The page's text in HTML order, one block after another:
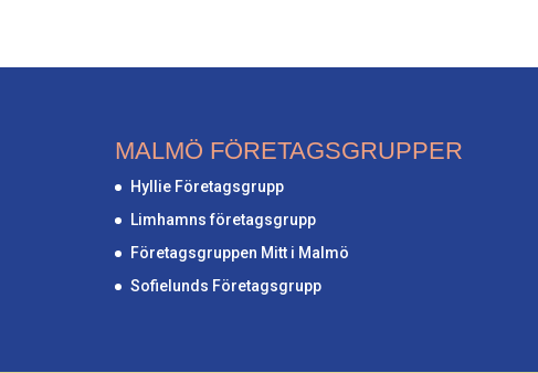
MALMÖ FÖRETAGSGRUPPER
Hyllie Företagsgrupp
Limhamns företagsgrupp
Företagsgruppen Mitt i Malmö
Sofielunds Företagsgrupp